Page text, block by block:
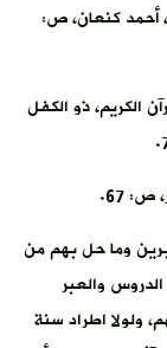
أحمد كنعان، ص:
الكريم، ذو الكفل
67.
وما حل بهم من
الدروس والعبر
ولولا اطراد سنة